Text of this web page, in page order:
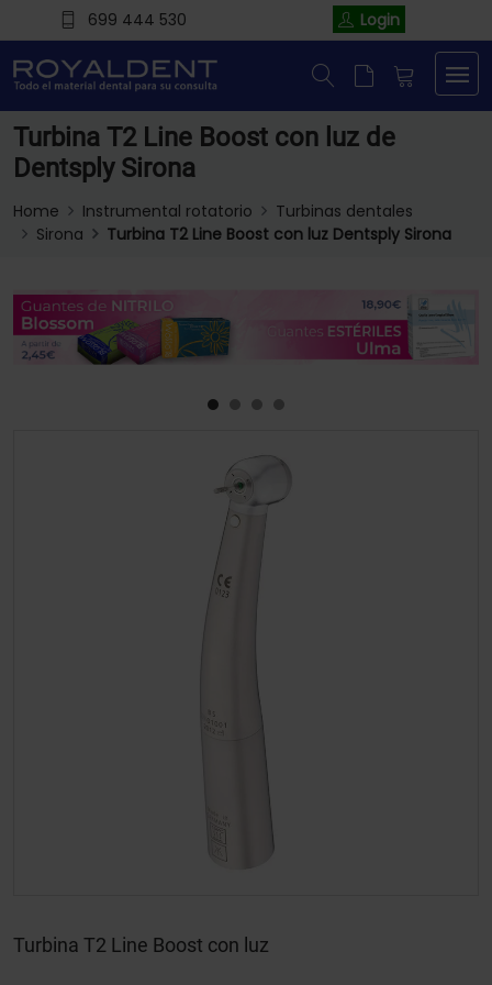
699 444 530 Login
Turbina T2 Line Boost con luz de
Dentsply Sirona
Home Instrumental rotatorio
Turbinas dentales
Sirona
Turbina T2 Line Boost con luz Dentsply Sirona
Turbina T2 Line Boost con luz